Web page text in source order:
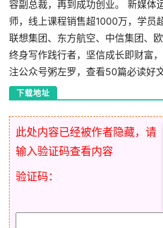
容副总裁，再到成功创业。 新媒体
师，线上课程销售超1000万，学员
联想集团、东方航空、中信集团、
终身写作践行者，坚信成长即财富
注公众号粥左罗，查看50篇必读好文
下载地址
此处内容已经被作者隐藏，请
输入验证码查看内容
验证码：